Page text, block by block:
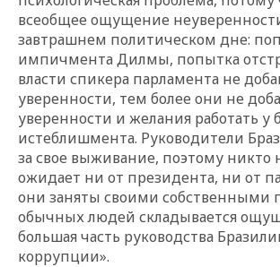
всеобщее ощущение
завтрашнем политическом дне:
импичмента Дилмы, попытка
власти спикера парламента не
уверенности, тем более они не
уверенности и желания работать у
истеблишмента. Руководители
за свое выживание, поэтому никто
ожидает ни от президента, ни от
они заняты своими собственными
обычных людей складывается
большая часть руководства
коррупции».